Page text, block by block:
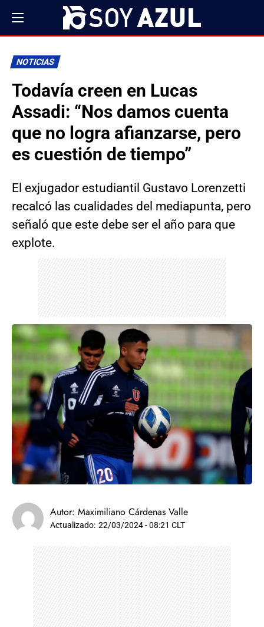
NOTICIAS
Todavía creen en Lucas
Assadi: “Nos damos cuenta
que no logra afianzarse, pero
es cuestión de tiempo”
El exjugador estudiantil Gustavo Lorenzetti
recalcó las cualidades del mediapunta, pero
señaló que este debe ser el año para que
explote.
Autor: Maximiliano Cárdenas Valle
Actualizado: 22/03/2024 - 08:21 CLT